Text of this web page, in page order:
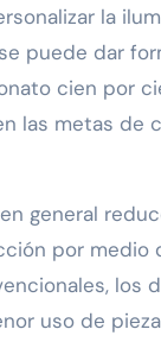
la
puede dar
cien por
las metas de
general
por medio
uso de